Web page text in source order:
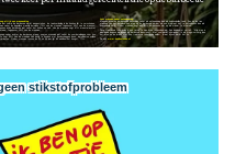
stikstofprobleem